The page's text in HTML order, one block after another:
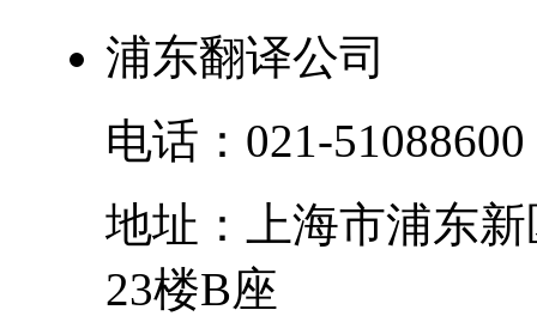
浦东翻译公司
电话： 021-51088600
地址：
上海市浦东新
23楼B座